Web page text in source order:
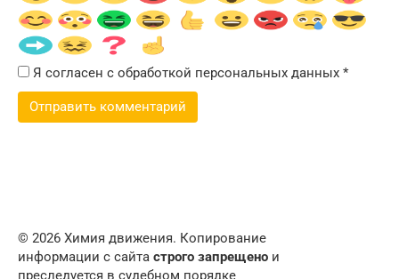
Я согласен с обработкой персональных данных *
© 2026 Химия движения. Копирование
информации с сайта строго запрещено и
преследуется в судебном порядке